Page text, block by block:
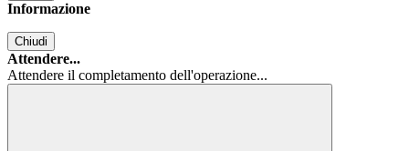
Informazione
Chiudi
Attendere...
Attendere il completamento dell'operazione...